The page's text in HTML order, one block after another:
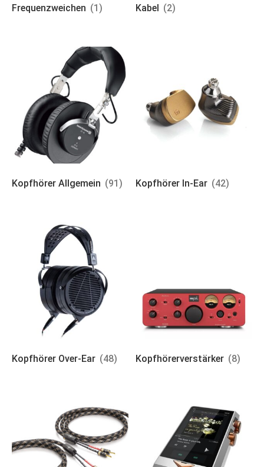
Frequenzweichen (1) Kabel (2)
Kopfhörer Allgemein (91) Kopfhörer In-Ear (42)
Kopfhörer Over-Ear (48) Kopfhörerverstärker (8)